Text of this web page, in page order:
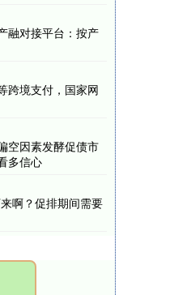
融对接平台：按产
跨境支付，国家网
空因素发酵促债市
多信心
啊？促排期间需要